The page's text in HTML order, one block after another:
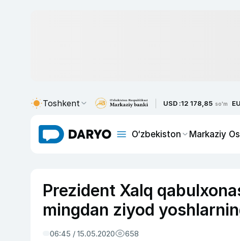
Toshkent USD :12 178,85 so'm
O‘zbekiston Markaziy
Prezident Xalq
mingdan ziyod
06:45 / 15.05.2020 658